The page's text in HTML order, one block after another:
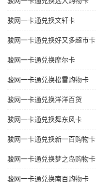
骏网一卡通兑换文轩卡
骏网一卡通兑换好又多超市卡
骏网一卡通兑换摩尔卡
骏网一卡通兑换松雷购物卡
骏网一卡通兑换洋洋百货
骏网一卡通兑换舞东风卡
骏网一卡通兑换新一百购物卡
骏网一卡通兑换梦之岛购物卡
骏网一卡通兑换南百购物卡